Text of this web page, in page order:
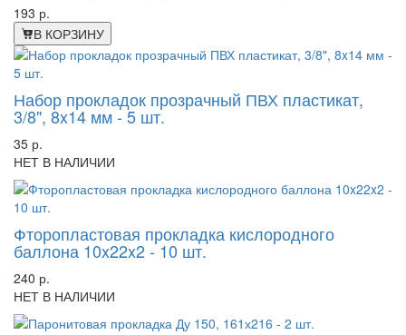
193 р.
В КОРЗИНУ
Набор прокладок прозрачный ПВХ пластикат,
3/8", 8x14 мм - 5 шт.
35 р.
НЕТ В НАЛИЧИИ
Фторопластовая прокладка кислородного
баллона 10x22x2 - 10 шт.
240 р.
НЕТ В НАЛИЧИИ